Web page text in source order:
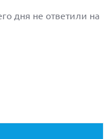
дня не ответили на